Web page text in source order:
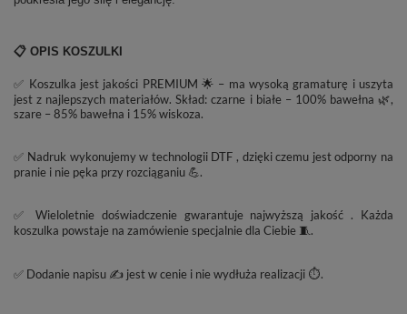
📋 OPIS KOSZULKI
✅ Koszulka jest jakości PREMIUM 🌟 – ma wysoką gramaturę i uszyta
jest z najlepszych materiałów. Skład: czarne i białe – 100% bawełna 🌿,
szare – 85% bawełna i 15% wiskoza.
✅ Nadruk wykonujemy w technologii DTF , dzięki czemu jest odporny na
pranie i nie pęka przy rozciąganiu 💪.
✅ Wieloletnie doświadczenie gwarantuje najwyższą jakość . Każda
koszulka powstaje na zamówienie specjalnie dla Ciebie 🧵.
✅ Dodanie napisu ✍️ jest w cenie i nie wydłuża realizacji ⏱️.